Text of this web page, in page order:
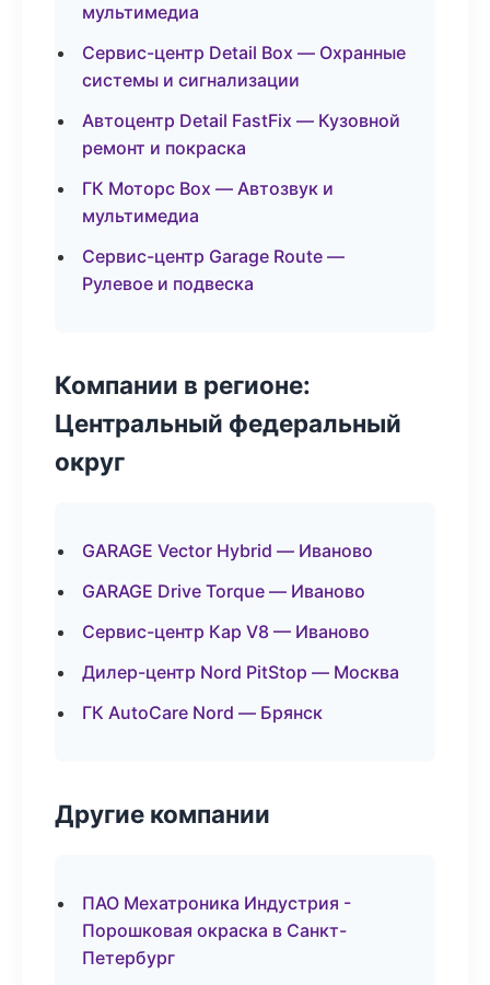
мультимедиа
Сервис-центр Detail Box — Охранные
системы и сигнализации
Автоцентр Detail FastFix — Кузовной
ремонт и покраска
ГК Моторс Box — Автозвук и
мультимедиа
Сервис-центр Garage Route —
Рулевое и подвеска
Компании в регионе:
Центральный федеральный
округ
GARAGE Vector Hybrid — Иваново
GARAGE Drive Torque — Иваново
Сервис-центр Кар V8 — Иваново
Дилер-центр Nord PitStop — Москва
ГК AutoCare Nord — Брянск
Другие компании
ПАО Мехатроника Индустрия -
Порошковая окраска в Санкт-
Петербург